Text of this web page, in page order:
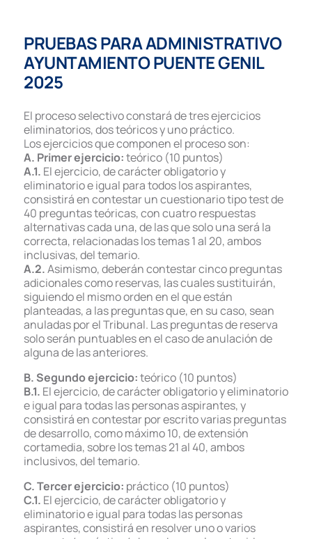
PRUEBAS PARA ADMINISTRATIVO
AYUNTAMIENTO PUENTE GENIL
2025
El proceso selectivo constará de tres ejercicios
eliminatorios, dos teóricos y uno práctico.
Los ejercicios que componen el proceso son:
A. Primer ejercicio:teórico (10 puntos)
A.1. El ejercicio, de carácter obligatorio y
eliminatorio e igual para todos los aspirantes,
consistirá en contestar un cuestionario tipo test de
40 preguntas teóricas, con cuatro respuestas
alternativas cada una, de las que solo una será la
correcta, relacionadas los temas 1 al 20, ambos
inclusivas, del temario.
A.2.Asimismo, deberán contestar cinco preguntas
adicionales como reservas, las cuales sustituirán,
siguiendo el mismo orden en el que están
planteadas, a las preguntas que, en su caso, sean
anuladas por el Tribunal. Las preguntas de reserva
solo serán puntuables en el caso de anulación de
alguna de las anteriores.
B. Segundo ejercicio:teórico (10 puntos)
B.1. El ejercicio, de carácter obligatorio y eliminatorio
e igual para todas las personas aspirantes, y
consistirá en contestar por escrito varias preguntas
de desarrollo, como máximo 10, de extensión
cortamedia, sobre los temas 21 al 40, ambos
inclusivos, del temario.
C. Tercer ejercicio: práctico (10 puntos)
C.1. El ejercicio, de carácter obligatorio y
eliminatorio e igual para todas las personas
aspirantes, consistirá en resolver uno o varios